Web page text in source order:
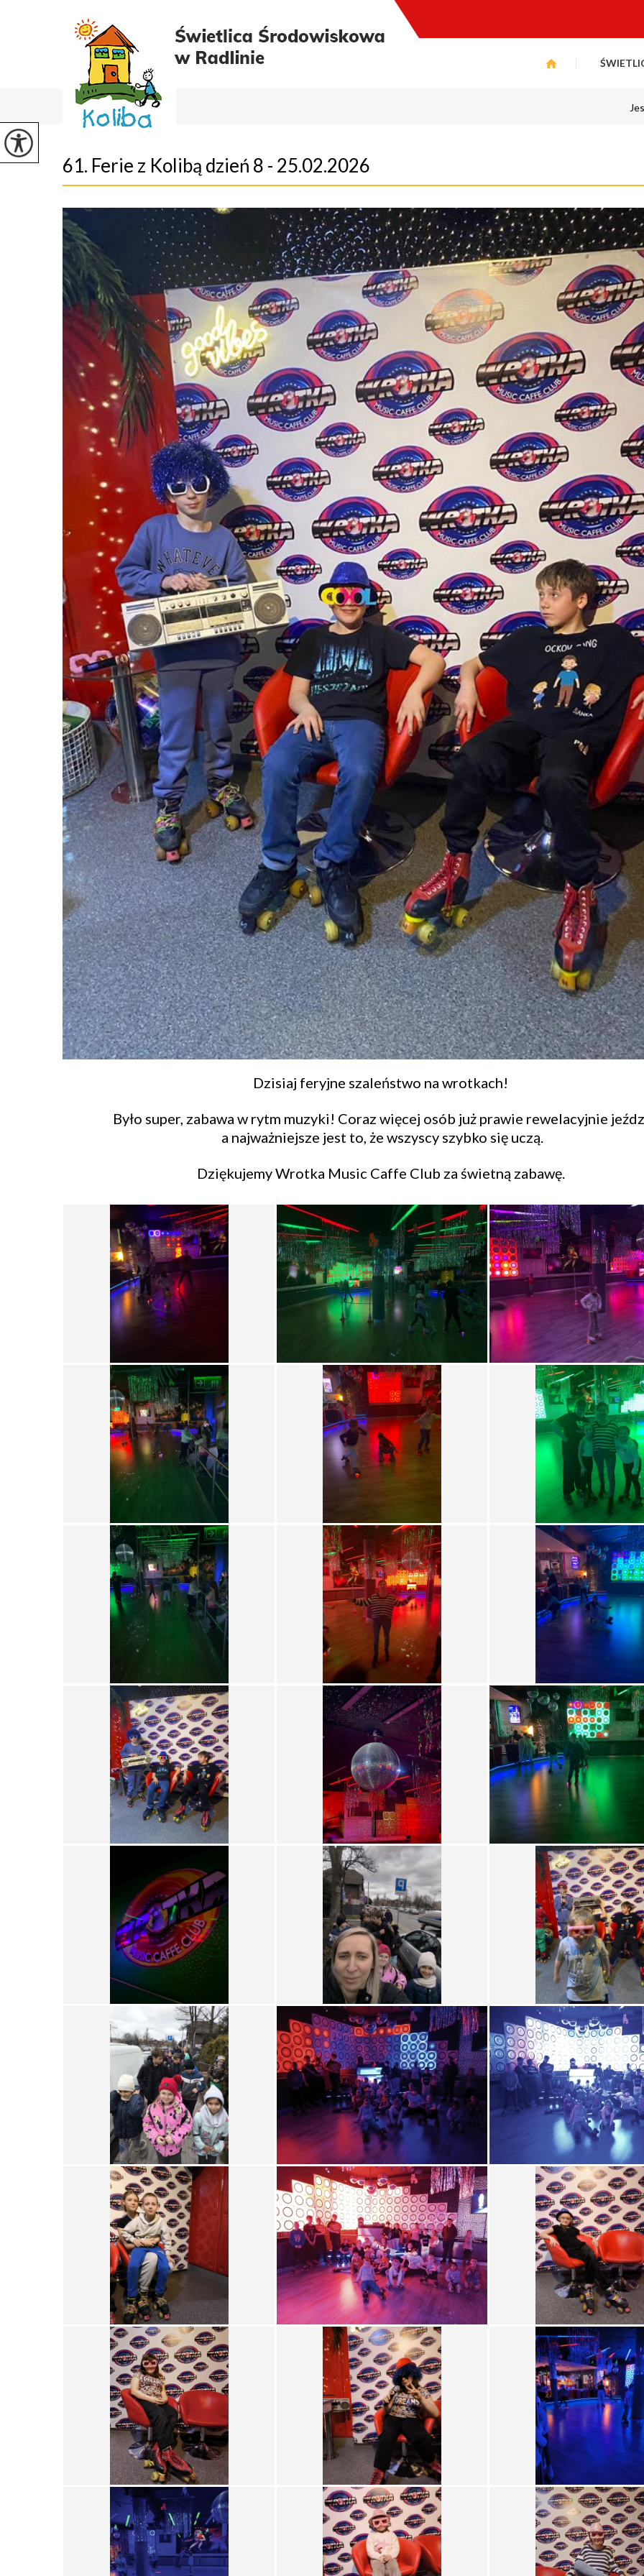
61. Ferie z Kolibą dzień 8 - 25.02.2026
Dzisiaj feryjne szaleństwo na wrotkach!
Było super, zabawa w rytm muzyki! Coraz więcej osób już prawie rewelacyjnie
a najważniejsze jest to, że wszyscy szybko się uczą.
Dziękujemy Wrotka Music Caffe Club za świetną zabawę.